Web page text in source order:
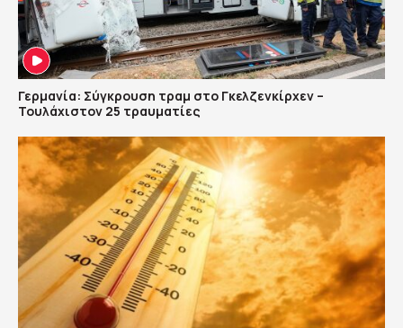
Γερμανία: Σύγκρουση τραμ στο Γκελζενκίρχεν –
Τουλάχιστον 25 τραυματίες